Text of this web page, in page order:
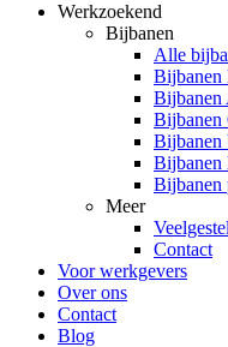
Werkzoekend
Bijbanen
Alle
Bijbanen
Bijbanen
Bijbanen
Bijbanen
Bijbanen
Bijbanen
Meer
Contact
Voor werkgevers
Over ons
Contact
Blog